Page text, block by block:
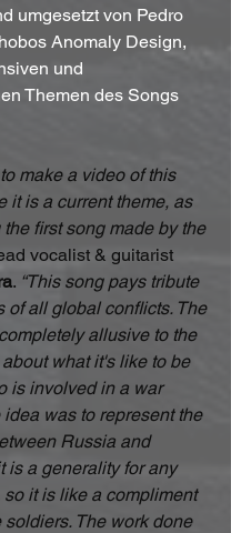
umgesetzt von Pedro
Anomaly Design,
und
Themen des Songs
make a video of this
it is a current theme, as
first song made by the
vocalist & guitarist
. “This song pays tribute
of all global conflicts. The
allusive to the
what it's like to be
is involved in a war
idea was to represent the
Russia and
is a generality for any
so it is like a compliment
soldiers. The work done